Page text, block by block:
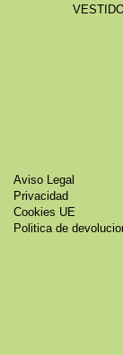
Aviso Legal
Privacidad
Cookies UE
Politica de